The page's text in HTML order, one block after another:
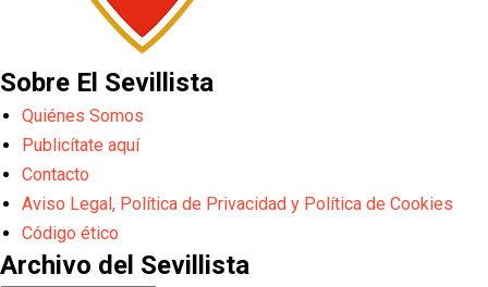
Sobre El Sevillista
Quiénes Somos
Publicítate aquí
Contacto
Aviso Legal, Política de Privacidad y Política de Cookies
Código ético
Archivo del Sevillista